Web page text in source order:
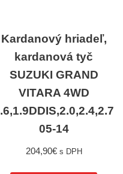
Kardanový hriadeľ,
kardanová tyč
SUZUKI GRAND
VITARA 4WD
05-14
204,90€ s DPH